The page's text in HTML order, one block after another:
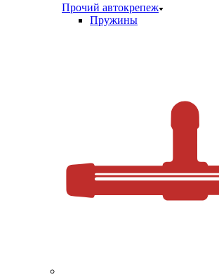
Прочий автокрепеж
Пружины